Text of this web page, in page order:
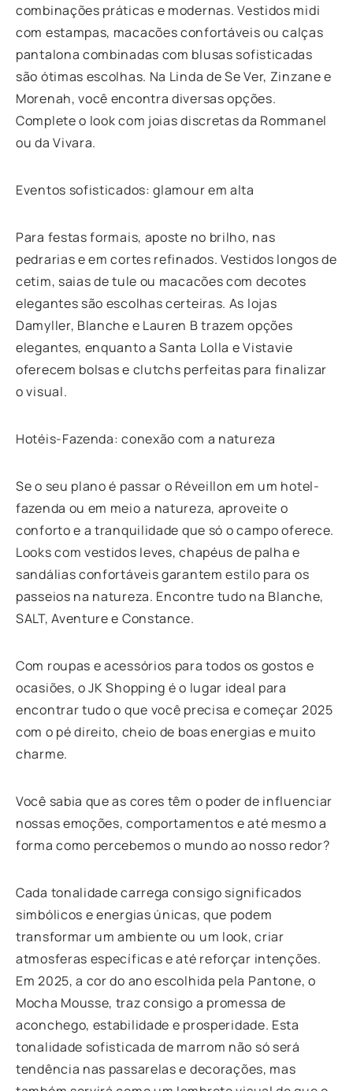
combinações práticas e modernas. Vestidos midi
com estampas, macacões confortáveis ou calças
pantalona combinadas com blusas sofisticadas
são ótimas escolhas. Na Linda de Se Ver, Zinzane e
Morenah, você encontra diversas opções.
Complete o look com joias discretas da Rommanel
ou da Vivara.
Eventos sofisticados: glamour em alta
Para festas formais, aposte no brilho, nas
pedrarias e em cortes refinados. Vestidos longos de
cetim, saias de tule ou macacões com decotes
elegantes são escolhas certeiras. As lojas
Damyller, Blanche e Lauren B trazem opções
elegantes, enquanto a Santa Lolla e Vistavie
oferecem bolsas e clutchs perfeitas para finalizar
o visual.
Hotéis-Fazenda: conexão com a natureza
Se o seu plano é passar o Réveillon em um hotel-
fazenda ou em meio a natureza, aproveite o
conforto e a tranquilidade que só o campo oferece.
Looks com vestidos leves, chapéus de palha e
sandálias confortáveis garantem estilo para os
passeios na natureza. Encontre tudo na Blanche,
SALT, Aventure e Constance.
Com roupas e acessórios para todos os gostos e
ocasiões, o JK Shopping é o lugar ideal para
encontrar tudo o que você precisa e começar 2025
com o pé direito, cheio de boas energias e muito
charme.
Você sabia que as cores têm o poder de influenciar
nossas emoções, comportamentos e até mesmo a
forma como percebemos o mundo ao nosso redor?
Cada tonalidade carrega consigo significados
simbólicos e energias únicas, que podem
transformar um ambiente ou um look, criar
atmosferas específicas e até reforçar intenções.
Em 2025, a cor do ano escolhida pela Pantone, o
Mocha Mousse, traz consigo a promessa de
aconchego, estabilidade e prosperidade. Esta
tonalidade sofisticada de marrom não só será
tendência nas passarelas e decorações, mas